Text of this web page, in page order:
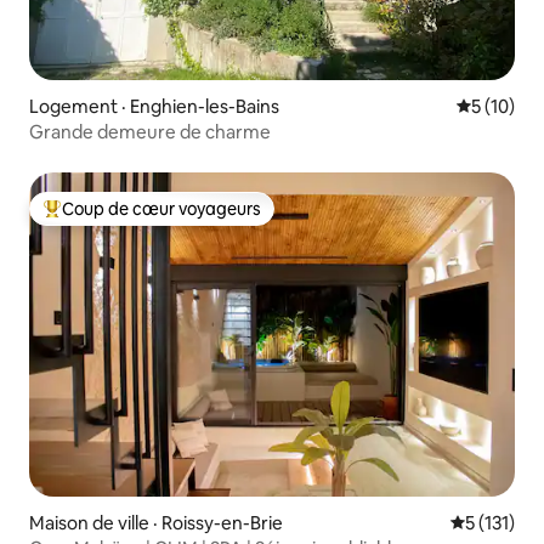
Logement · Enghien-les-Bains Note
5 (10)
Grande demeure de charme
Coup de cœur voyageurs parmi les plus aimés
Coup de cœur voyageurs
Maison de ville · Roissy-en-Brie Note
5 (131)